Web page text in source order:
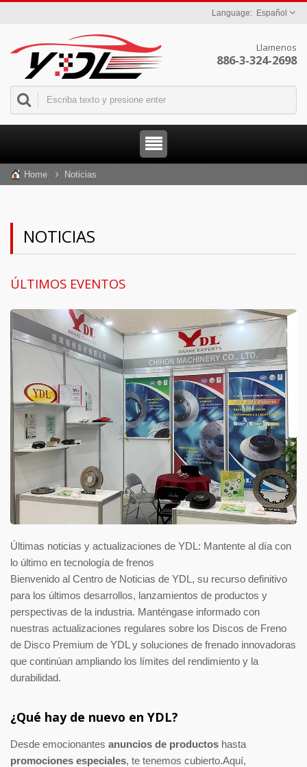
Español
Llamenos
886-3-324-2698
Home Noticias
NOTICIAS
ÚLTIMOS EVENTOS
Últimas noticias y actualizaciones de YDL: Mantente al día con
lo último en tecnología de frenos
Bienvenido al Centro de Noticias de YDL, su recurso definitivo
para los últimos desarrollos, lanzamientos de productos y
perspectivas de la industria. Manténgase informado con
nuestras actualizaciones regulares sobre los Discos de Freno
de Disco Premium de YDL y soluciones de frenado innovadoras
que continúan ampliando los límites del rendimiento y la
durabilidad.
¿Qué hay de nuevo en YDL?
Desde emocionantes anuncios de productos hasta
promociones especiales, te tenemos cubierto.Aquí,